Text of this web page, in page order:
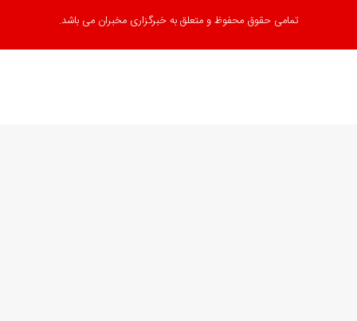
تمامی حقوق محفوظ و متعلق به خبرگزاری مخبران می باشد.